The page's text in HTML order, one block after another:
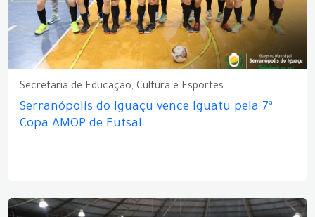
Secretaria de Educação, Cultura e Esportes
Serranópolis do Iguaçu vence Iguatu pela 7ª
Copa AMOP de Futsal